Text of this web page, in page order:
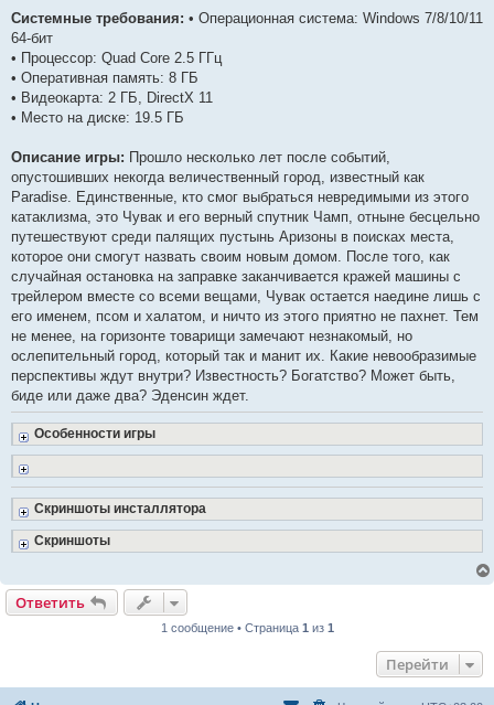
Системные требования: • Операционная система: Windows 7/8/10/11
64-бит
• Процессор: Quad Core 2.5 ГГц
• Оперативная память: 8 ГБ
• Видеокарта: 2 ГБ, DirectX 11
• Место на диске: 19.5 ГБ
Описание игры: Прошло несколько лет после событий,
опустошивших некогда величественный город, известный как
Paradise. Единственные, кто смог выбраться невредимыми из этого
катаклизма, это Чувак и его верный спутник Чамп, отныне бесцельно
путешествуют среди палящих пустынь Аризоны в поисках места,
которое они смогут назвать своим новым домом. После того, как
случайная остановка на заправке заканчивается кражей машины с
трейлером вместе со всеми вещами, Чувак остается наедине лишь с
его именем, псом и халатом, и ничто из этого приятно не пахнет. Тем
не менее, на горизонте товарищи замечают незнакомый, но
ослепительный город, который так и манит их. Какие невообразимые
перспективы ждут внутри? Известность? Богатство? Может быть,
биде или даже два? Эденсин ждет.
Особенности игры
Скриншоты инсталлятора
Скриншоты
Ответить
1 сообщение • Страница 1 из 1
Перейти